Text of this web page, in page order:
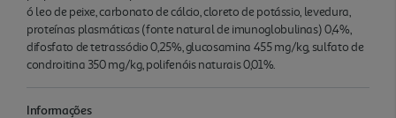
ó leo de peixe, carbonato de cálcio, cloreto de potássio, levedura,
proteínas plasmáticas (fonte natural de imunoglobulinas) 0,4%,
difosfato de tetrassódio 0,25%, glucosamina 455 mg/kg, sulfato de
condroitina 350 mg/kg, polifenóis naturais 0,01%.
Informações